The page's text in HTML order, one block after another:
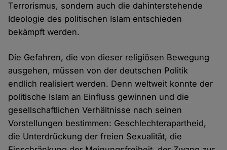
Terrorismus, sondern auch die dahinterstehende
Ideologie des politischen Islam entschieden
bekämpft werden.
Die Gefahren, die von dieser religiösen Bewegung
ausgehen, müssen von der deutschen Politik
endlich realisiert werden. Denn weltweit konnte der
politische Islam an Einfluss gewinnen und die
gesellschaftlichen Verhältnisse nach seinen
Vorstellungen bestimmen: Geschlechterapartheid,
die Unterdrückung der freien Sexualität, die